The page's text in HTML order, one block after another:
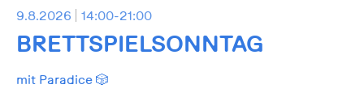
9.8.2026 14:00-21:00
BRETTSPIELSONNTAG
mit Paradice 🎲